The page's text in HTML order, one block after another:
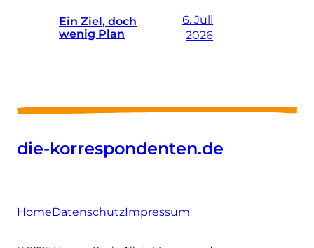
Ein Ziel, doch
wenig Plan
6. Juli
2026
die-korrespondenten.de
HomeDatenschutzImpressum